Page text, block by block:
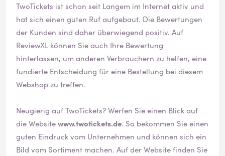
TwoTickets ist schon seit Langem im Internet aktiv und
hat sich einen guten Ruf aufgebaut. Die Bewertungen
der Kunden sind daher überwiegend positiv. Auf
ReviewXL können Sie auch Ihre Bewertung
hinterlassen, um anderen Verbrauchern zu helfen, eine
fundierte Entscheidung für eine Bestellung bei diesem
Webshop zu treffen.
Neugierig auf TwoTickets? Werfen Sie einen Blick auf
die Websitewww.twotickets.de. So bekommen Sie einen
guten Eindruck vom Unternehmen und können sich ein
Bild vom Sortiment machen. Auf der Website finden Sie